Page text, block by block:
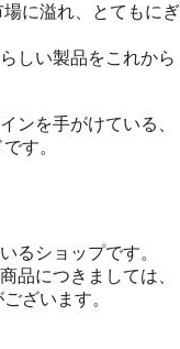
に溢れ、とてもにぎ
しい製品をこれから
ンを手がけている、
す。
るショップです。
品につきましては、
ざいます。